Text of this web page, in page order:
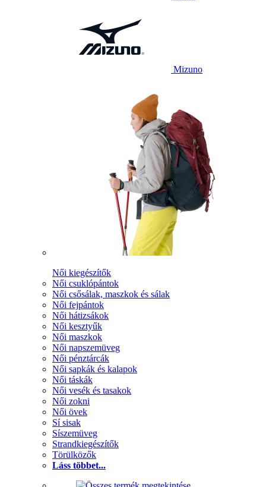
Mizuno
Női kiegészítők
Női csuklópántok
Női csősálak, maszkok és sálak
Női fejpántok
Női hátizsákok
Női kesztyűk
Női maszkok
Női napszemüveg
Női pénztárcák
Női sapkák és kalapok
Női táskák
Női vesék és tasakok
Női zokni
Női övek
Sí sisak
Síszemüveg
Strandkiegészítők
Törülközők
Láss többet...